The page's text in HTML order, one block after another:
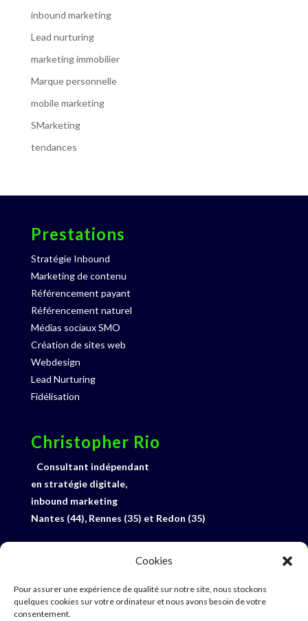
Cookies
Pour assurer une expérience de qualité sur notre site, nous stockons
quelques cookies sur votre ordinateur et nous avons besoin de votre
consentement.
inbound marketing
Lead nurturing
marketing immobilier
Marque personnelle
mobile marketing
SMarketing
tendances
Prestations
Stratégie Inbound
Marketing de contenu
Référencement payant
Référencement naturel
Médias sociaux SMO
Création de sites web
Webdesign
Lead Nurturing
Fidélisation
Christopher Rio
Consultant indépendant
en stratégie digitale,
inbound marketing
Nantes (44), Rennes (35) et Redon (35)
E-mail